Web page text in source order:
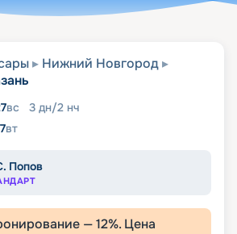
Нижний Новгород
вс 3 дн/2 нч
вт
Попов
—12%. Цена